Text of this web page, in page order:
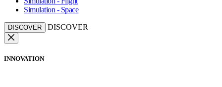
Simulation - Space
DISCOVER DISCOVER
INNOVATION